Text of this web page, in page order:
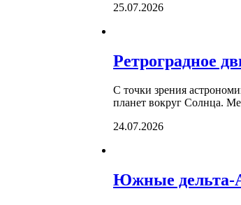
25.07.2026
Ретроградное
С точки зрения
планет вокруг Солнца.
24.07.2026
Южные дельта-